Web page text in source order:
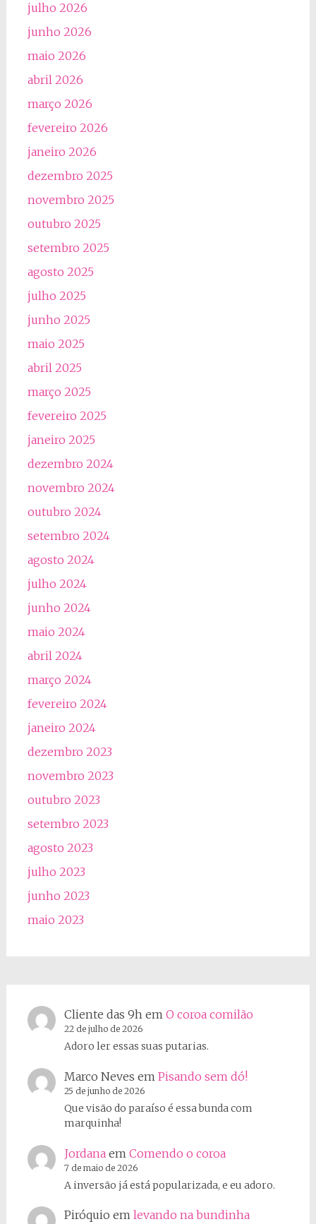
julho 2026
junho 2026
maio 2026
abril 2026
março 2026
fevereiro 2026
janeiro 2026
dezembro 2025
novembro 2025
outubro 2025
setembro 2025
agosto 2025
julho 2025
junho 2025
maio 2025
abril 2025
março 2025
fevereiro 2025
janeiro 2025
dezembro 2024
novembro 2024
outubro 2024
setembro 2024
agosto 2024
julho 2024
junho 2024
maio 2024
abril 2024
março 2024
fevereiro 2024
janeiro 2024
dezembro 2023
novembro 2023
outubro 2023
setembro 2023
agosto 2023
julho 2023
junho 2023
maio 2023
Cliente das 9hem O coroa comilão
22 de julho de 2026
Adoro ler essas suas putarias.
Marco Neves em Pisando sem dó!
25 de junho de 2026
Que visão do paraíso é essa bunda com
marquinha!
Jordanaem Comendo o coroa
7 de maio de 2026
A inversão já está popularizada, e eu adoro.
Piróquio em levando na bundinha